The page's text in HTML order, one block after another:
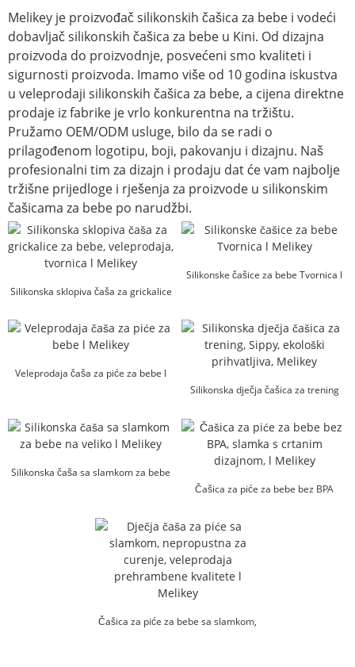
Melikey je proizvođač silikonskih čašica za bebe i vodeći
dobavljač silikonskih čašica za bebe u Kini. Od dizajna
proizvoda do proizvodnje, posvećeni smo kvaliteti i
sigurnosti proizvoda. Imamo više od 10 godina iskustva
u veleprodaji silikonskih čašica za bebe, a cijena direktne
prodaje iz fabrike je vrlo konkurentna na tržištu.
Pružamo OEM/ODM usluge, bilo da se radi o
prilagođenom logotipu, boji, pakovanju i dizajnu. Naš
profesionalni tim za dizajn i prodaju dat će vam najbolje
tržišne prijedloge i rješenja za proizvode u silikonskim
čašicama za bebe po narudžbi.
Silikonska sklopiva čaša za grickalice
Silikonske čašice za bebe Tvornica l
Veleprodaja čaša za piće za bebe l
Silikonska dječja čašica za trening
Silikonska čaša sa slamkom za bebe
Čašica za piće za bebe bez BPA
Čašica za piće za bebe sa slamkom,